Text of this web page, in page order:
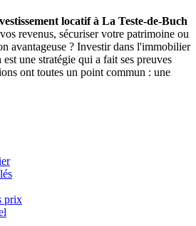
locatif à La Teste-de-Buch
revenus, sécuriser votre patrimoine ou
avantageuse ? Investir dans l'immobilier
une stratégie qui a fait ses preuves
ont toutes un point commun : une
prix